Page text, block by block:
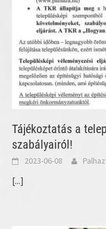
Tájékoztatás a
szabályairól!
2023-06-08
[...]